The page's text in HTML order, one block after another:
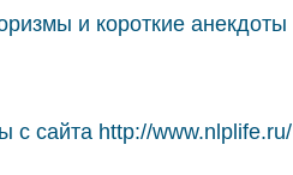
и короткие анекдоты
с сайта http://www.nlplife.ru/